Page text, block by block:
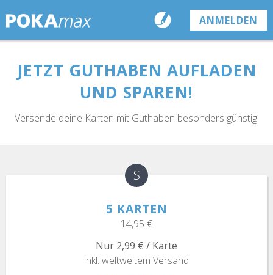
ANMELDEN
JETZT GUTHABEN AUFLADEN
UND SPAREN!
Versende deine Karten mit Guthaben besonders günstig:
5 KARTEN
S
14,95 €
Nur 2,99 € / Karte
inkl. weltweitem Versand